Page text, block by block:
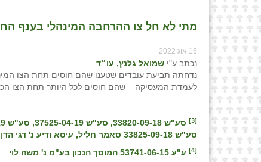
מתי לא חל צו ההרחבה המינהלי בענף
15 אוג 2022
נכתב ע"י שמואל גלנץ, עו״ד
נדחתה תביעת עובדים שטענו שהם חוסים תחת הצו
לעמדת המעסיקה – שהם חוסים לכל היותר תחת הצו
[3]
סע"ש 33825-09-18 סאמר חליל, עיסא ודיע נ' דגי הדן אגש"ח בע"מ
[4] ע"ע 53741-06-15 המוסך הנכון בע"מ נ' משה לוי